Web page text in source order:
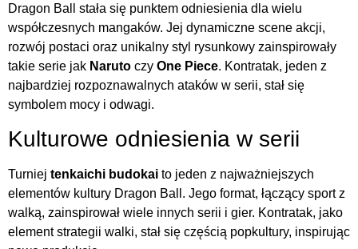
Dragon Ball stała się punktem odniesienia dla wielu
współczesnych mangaków. Jej dynamiczne scene akcji,
rozwój postaci oraz unikalny styl rysunkowy zainspirowały
takie serie jak Naruto czy One Piece. Kontratak, jeden z
najbardziej rozpoznawalnych ataków w serii, stał się
symbolem mocy i odwagi.
Kulturowe odniesienia w serii
Turniej tenkaichi budokai to jeden z najważniejszych
elementów kultury Dragon Ball. Jego format, łączący sport z
walką, zainspirował wiele innych serii i gier. Kontratak, jako
element strategii walki, stał się częścią popkultury, inspirując